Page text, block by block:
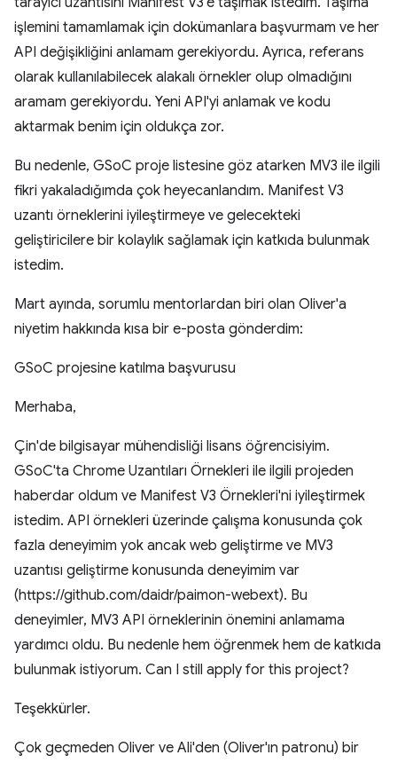
işlemini tamamlamak için dokümanlara başvurmam ve her
API değişikliğini anlamam gerekiyordu. Ayrıca, referans
olarak kullanılabilecek alakalı örnekler olup olmadığını
aramam gerekiyordu. Yeni API'yi anlamak ve kodu
aktarmak benim için oldukça zor.
Bu nedenle, GSoC proje listesine göz atarken MV3 ile ilgili
fikri yakaladığımda çok heyecanlandım. Manifest V3
uzantı örneklerini iyileştirmeye ve gelecekteki
geliştiricilere bir kolaylık sağlamak için katkıda bulunmak
istedim.
Mart ayında, sorumlu mentorlardan biri olan Oliver'a
niyetim hakkında kısa bir e-posta gönderdim:
GSoC projesine katılma başvurusu
Merhaba,
Çin'de bilgisayar mühendisliği lisans öğrencisiyim.
GSoC'ta Chrome Uzantıları Örnekleri ile ilgili projeden
haberdar oldum ve Manifest V3 Örnekleri'ni iyileştirmek
istedim. API örnekleri üzerinde çalışma konusunda çok
fazla deneyimim yok ancak web geliştirme ve MV3
uzantısı geliştirme konusunda deneyimim var
(https://github.com/daidr/paimon-webext). Bu
deneyimler, MV3 API örneklerinin önemini anlamama
yardımcı oldu. Bu nedenle hem öğrenmek hem de katkıda
bulunmak istiyorum. Can I still apply for this project?
Teşekkürler.
Çok geçmeden Oliver ve Ali'den (Oliver'ın patronu) bir